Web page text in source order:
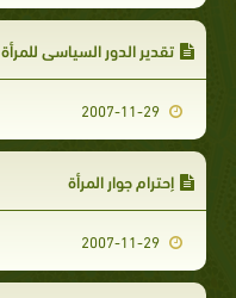
تقدير الدور السياسي للمرأة
إحترام جوار المرأة